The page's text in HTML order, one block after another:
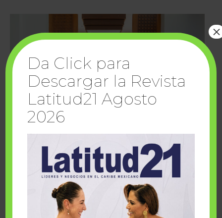
Cuando la solidaridad inspira; cumplen
sueños Fairmont Mayakoba y Make-A-Wish
Da Click para
Descargar la Revista
Latitud21 Agosto
2026
×